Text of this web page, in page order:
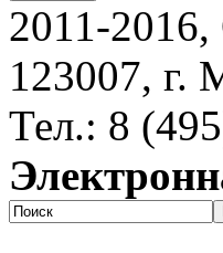
2011-
123007, г.
Тел.: 8